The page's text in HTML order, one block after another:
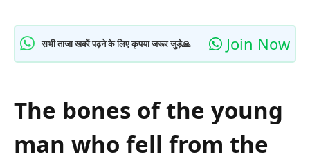
सभी ताजा खबरें पढ़ने के लिए कृपया जरूर जुड़े🙏 Join Now
The bones of the young
man who fell from the